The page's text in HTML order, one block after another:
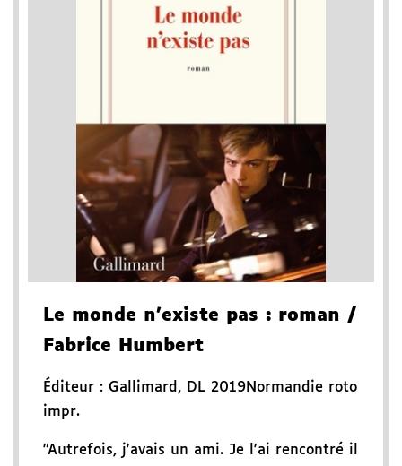
Le monde n'existe pas : roman /
Fabrice Humbert
Éditeur : Gallimard , DL 2019Normandie roto
impr.
"Autrefois, j'avais un ami. Je l'ai rencontré il